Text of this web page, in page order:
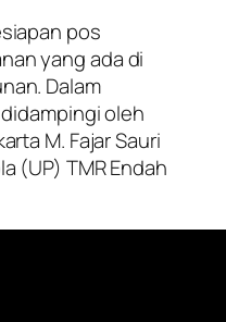
pos
yang ada di
Dalam
oleh
M. Fajar Sauri
(UP) TMR Endah